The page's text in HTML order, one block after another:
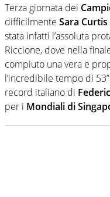
Terza giornata dei
difficilmente Sara Curtis
stata infatti l’assoluta
Riccione, dove nella
compiuto una vera e
l’incredibile tempo di
record italiano di
per i Mondiali di